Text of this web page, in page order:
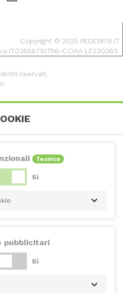
Copyright © 2025 PEDE1978.IT
IT03558710756-CCIAA LE230363
riservati.
Tecnico
Sì
pubblicitari
Sì